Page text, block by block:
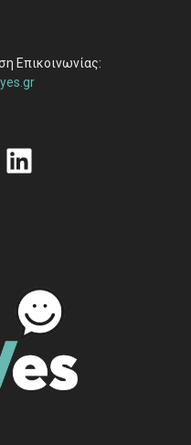
Επικοινωνίας:
Linkedin